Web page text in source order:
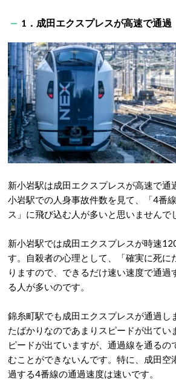
1．成田エクスプレスが高速で通過
新小岩駅は成田エクスプレスが高速で通
小岩駅での人身事故件数を見て、「4番
ス」に飛び込む人が多いと思いませんで
新小岩駅では成田エクスプレスが時速
す。自殺者の心理として、「確実に死に
りますので、できるだけ速い速度で通過
る人が多いのです。
錦糸町駅でも成田エクスプレスが通過し
たばかりなのであまりスピードが出てい
ピードが出ていますが、通過線を通るの
むことができないんです。特に、成田空
過する4番線の通過速度は速いです。